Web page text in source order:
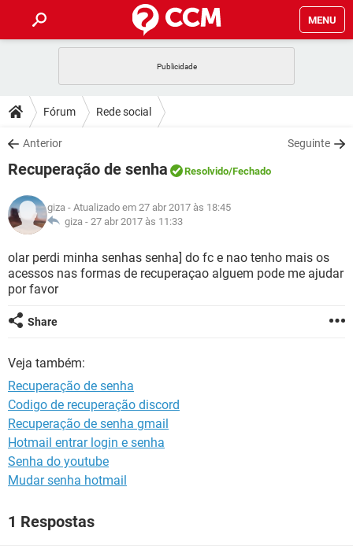
MENU
CELULAR
OUTLOOK
INSTAGRAM GMAIL
GUIA DE COMPRAS
DICAS
JOGOS
INSTAGRAM GMAIL
GUIA DE COMPRAS
DOWNLOADS
JOGOS WHATSAPP
CELULAR
OUTLOOK
INSTAGRAM GMAIL
GUIA DE COMPRAS
FÓRUM
JOGOS WHATSAPP
CELULAR
OUTLOOK EXCEL
INSTAGRAM
GUIA DE COMPRAS
GLOSSÁRIO
JOGOS WHATSAPP
CELULAR FACEBOOK
INSTAGRAM
GUIA DE COMPRAS
Fórum Rede social
Anterior Seguinte
Recuperação de senha Resolvido/Fechado
giza - Atualizado em 27 abr 2017 às 18:45
giza - 27 abr 2017 às 11:33
olar perdi minha senhas senha] do fc e nao tenho mais os
acessos nas formas de recuperaçao alguem pode me ajudar
por favor
Share
Veja também:
Recuperação de senha
Codigo de recuperação discord
Recuperação de senha gmail
Hotmail entrar login e senha
Senha do youtube
Mudar senha hotmail
1 Respostas